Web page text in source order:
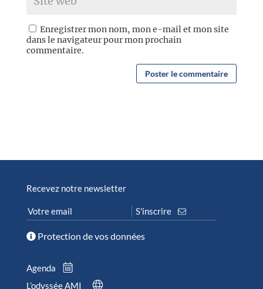
Enregistrer mon nom, mon e-mail et mon site
dans le navigateur pour mon prochain
commentaire.
Recevez notre newsletter
Protection de vos données
Agenda
L’odyssée AMI